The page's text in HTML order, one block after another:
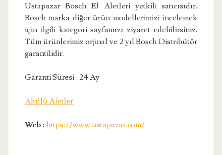
Ustapazar Bosch El Aletleri yetkili satıcısıdır.
Bosch marka diğer ürün modellerimizi incelemek
için ilgili kategori sayfamızı ziyaret edebilirsiniz.
Tüm ürünlerimiz orjinal ve 2 yıl Bosch Distribütör
garantilidir.
Garanti Süresi : 24 Ay
Akülü Aletler
Web : https://www.ustapazar.com/